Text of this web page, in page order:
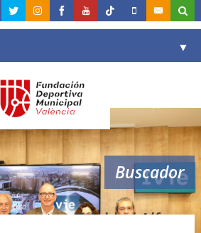
▼
▼
▼
Buscador
Maraton Trinidad Alfonso